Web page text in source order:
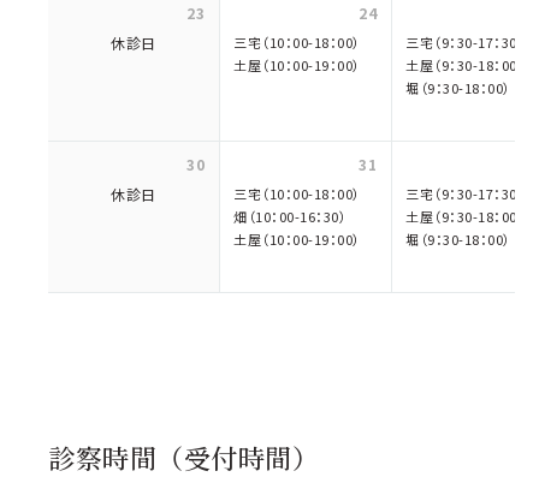
23
休診日
24
三宅（10：00-18：00）
土屋（10：00-19：00）
三宅（9：30-17：30）
土屋（9：30-18：00）
堀（9：30-18：00）
30
休診日
31
三宅（10：00-18：00）
畑（10：00-16：30）
土屋（10：00-19：00）
三宅（9：30-17：30）
土屋（9：30-18：00）
堀（9：30-18：00）
診察時間（受付時間）